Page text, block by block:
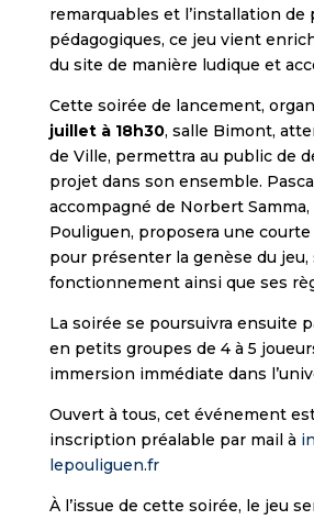
remarquables et l’installation de
pédagogiques, ce jeu vient
du site de manière ludique et
Cette soirée de lancement,
juillet à 18h30, salle Bimont,
de Ville, permettra au public de
projet dans son ensemble.
accompagné de Norbert Samma,
Pouliguen, proposera une
pour présenter la genèse du jeu,
fonctionnement ainsi que ses
La soirée se poursuivra ensuite
en petits groupes de 4 à 5
immersion immédiate dans
Ouvert à tous, cet événement
inscription préalable par mail à
lepouliguen.fr
À l’issue de cette soirée, le jeu